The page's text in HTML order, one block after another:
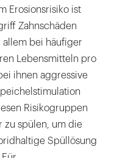
Erosionsrisiko ist
Zahnschäden
allem bei häufiger
Lebensmitteln pro
ihnen aggressive
Risikogruppen
zu spülen, um die
Spüllösung